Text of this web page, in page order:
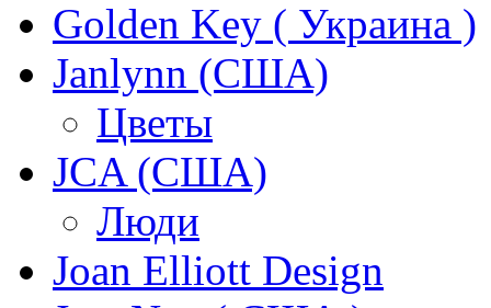
Golden Key ( Украина )
Janlynn (США)
Цветы
JCA (США)
Люди
Joan Elliott Design